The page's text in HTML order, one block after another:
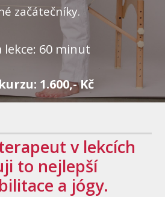
začátečníky.
lekce: 60 minut
1.600,- Kč
v lekcích
to nejlepší
a jógy.